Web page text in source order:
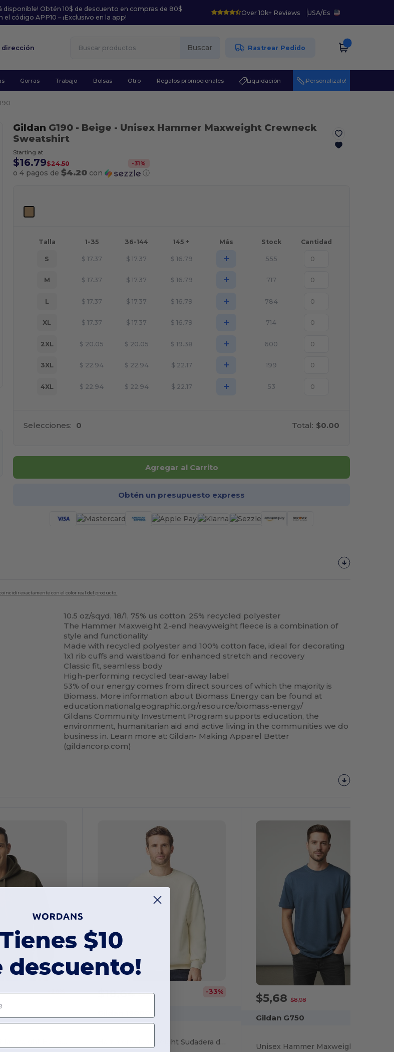
disponible! Obtén 10$ de descuento en compras de 80$
el código APP10 – ¡Exclusivo en la app!
Over 10k+ Reviews USA/Es
dirección Buscar Rastrear Pedido
Gorras Trabajo Bolsas Otro Regalos promocionales Liquidación ¡Personalízalo!
Gildan G190 - Beige - Unisex Hammer Maxweight Crewneck
Sweatshirt
Starting at
$16.79$24.50 -31%
o 4 pagos de $4.20con ⓘ
Talla 1-35 36-144 145 + Más Stock Cantidad
S $ 17.37 $ 17.37 $ 16.79 + 555
M $ 17.37 $ 17.37 $ 16.79 + 717
L $ 17.37 $ 17.37 $ 16.79 + 784
XL $ 17.37 $ 17.37 $ 16.79 + 714
2XL $ 20.05 $ 20.05 $ 19.38 + 600
3XL $ 22.94 $ 22.94 $ 22.17 + 199
4XL $ 22.94 $ 22.94 $ 22.17 + 53
Selecciones: 0 Total: $0.00
Agregar al Carrito
Obtén un presupuesto express
exactamente con el color real del producto.
10.5 oz/sqyd, 18/1, 75% us cotton, 25% recycled polyester
The Hammer Maxweight 2-end heavyweight fleece is a combination of
style and functionality
Made with recycled polyester and 100% cotton face, ideal for decorating
1x1 rib cuffs and waistband for enhanced stretch and recovery
Classic fit, seamless body
High-performing recycled tear-away label
53% of our energy comes from direct sources of which the majority is
Biomass. More information about Biomass Energy can be found at
education.nationalgeographic.org/resource/biomass-energy/
Gildans Community Investment Program supports education, the
environment, humanitarian aid and active living in the communities we do
business in. Learn more at: Gildan- Making Apparel Better
(gildancorp.com)
-20% $18,64$27,72 -33%
Hammer™ Maxweight Sudadera de cuello redondo
$5,68$8,98
Gildan G750
$10
descuento!